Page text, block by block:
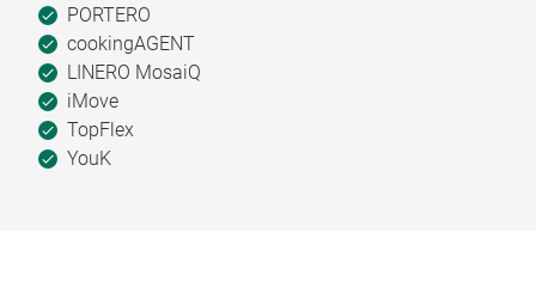
PORTERO
cookingAGENT
LINERO MosaiQ
iMove
TopFlex
YouK